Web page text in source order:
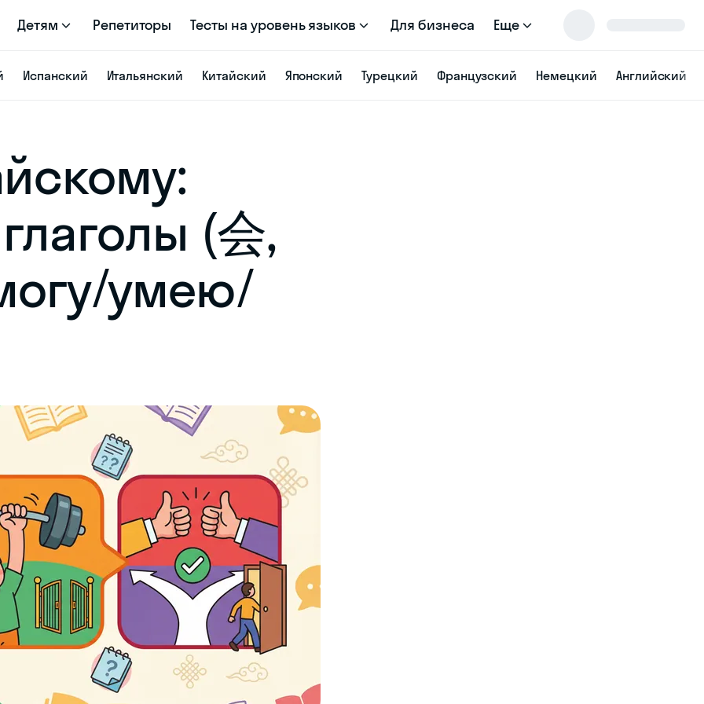
Детям Репетиторы Тесты на уровень языков Для бизнеса Еще
Испанский Итальянский Китайский Японский Турецкий Французский Немецкий Английский
(会,
умею/